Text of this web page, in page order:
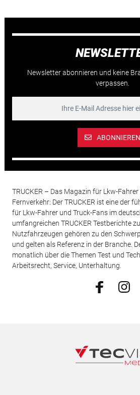
Newsletter abonnieren und keine
verpassen.
ABONNIEREN
TRUCKER – Das Magazin für Lkw-
Fernverkehr: Der TRUCKER ist eine der
für Lkw-Fahrer und Truck-Fans im
umfangreichen TRUCKER Testberichte
Nutzfahrzeugen gehören zu den
und gelten als Referenz in der Branche.
monatlich über die Themen Test und
Arbeitsrecht, Service, Unterhaltung.